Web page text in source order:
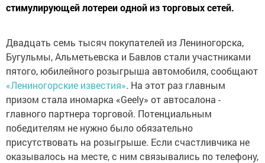
стимулирующей лотереи одной из торговых сетей.
Двадцать семь тысяч покупателей из Лениногорска,
Бугульмы, Альметьевска и Бавлов стали участниками
пятого, юбилейного розыгрыша автомобиля, сообщают
«Лениногорские известия». На этот раз главным
призом стала иномарка «Geely» от автосалона -
главного партнера торговой. Потенциальным
победителям не нужно было обязательно
присутствовать на розыгрыше. Если счастливчика не
оказывалось на месте, с ним связывались по телефону,